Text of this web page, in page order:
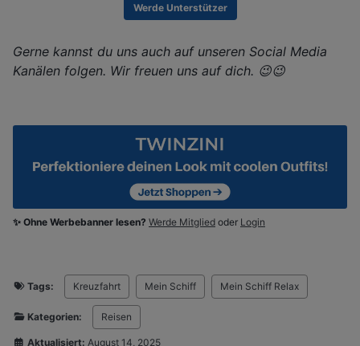
Werde Unterstützer
Gerne kannst du uns auch auf unseren Social Media
Kanälen folgen. Wir freuen uns auf dich. 😉😉
✨ Ohne Werbebanner lesen? Werde Mitglied oder Login
Tags: Kreuzfahrt Mein Schiff Mein Schiff Relax
Kategorien: Reisen
Aktualisiert: August 14, 2025